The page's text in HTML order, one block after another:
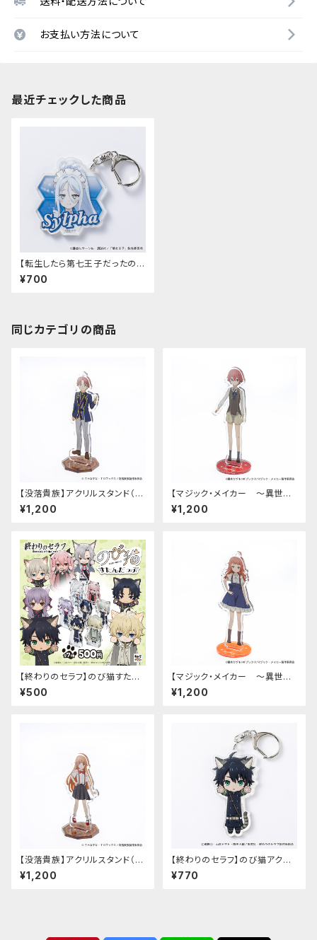
お支払い方法について
最近チェックした商品
【転生したら第七王子だったの
で、気ままに魔術を極めます】ア
クリルキーホルダー（シルファ）
¥700
同じカテゴリの商品
【没落貴族】アクリルスタンド（リ
アム）
¥1,200
【マジック・メイカー ～異世界
魔法の作り方～】アクリルスタン
ド（シオン）
¥1,200
【終わりのセラフ】のび猫すたん
だっぷ
¥500
【マジック・メイカー ～異世界
魔法の作り方～】アクリルスタン
ド（マリー）
¥1,200
【没落貴族】アクリルスタンド（少
女ラードーン）
¥1,200
【終わりのセラフ】のび猫アクリ
ルキーホルダー（百夜優一郎）
¥770